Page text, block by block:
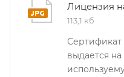
Лицензия
113,1 кб
Сертификат
выдается